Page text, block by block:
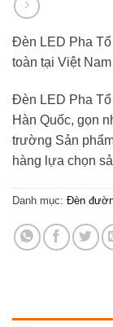
Đèn LED Pha
toàn tại Việt
Đèn LED Pha
Hàn Quốc, gọn
trường Sản
hàng lựa chọn
Danh mục: Đèn